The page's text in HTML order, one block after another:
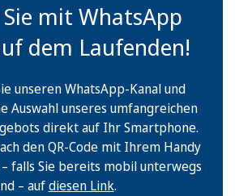
mit WhatsApp
dem Laufenden!
unseren WhatsApp-Kanal und
Auswahl unseres umfangreichen
direkt auf Ihr Smartphone.
den QR-Code mit Ihrem Handy
falls Sie bereits mobil unterwegs
– aufdiesen Link.